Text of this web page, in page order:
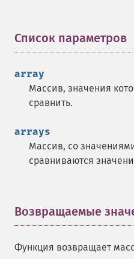
Список параметров
array
Массив, значения
сравнить.
arrays
Массив, со
сравниваются
Возвращаемые
Функция возвращает